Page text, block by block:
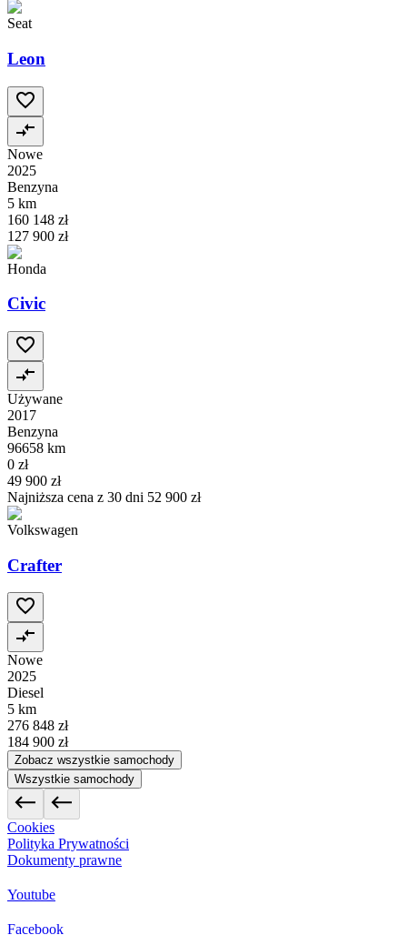
Seat
Leon
Nowe
2025
Benzyna
5 km
160 148 zł
127 900 zł
Honda
Civic
Używane
2017
Benzyna
96658 km
0 zł
49 900 zł
Najniższa cena z 30 dni 52 900 zł
Volkswagen
Crafter
Nowe
2025
Diesel
5 km
276 848 zł
184 900 zł
Zobacz wszystkie samochody
Wszystkie samochody
Cookies
Polityka Prywatności
Dokumenty prawne
Youtube
Facebook